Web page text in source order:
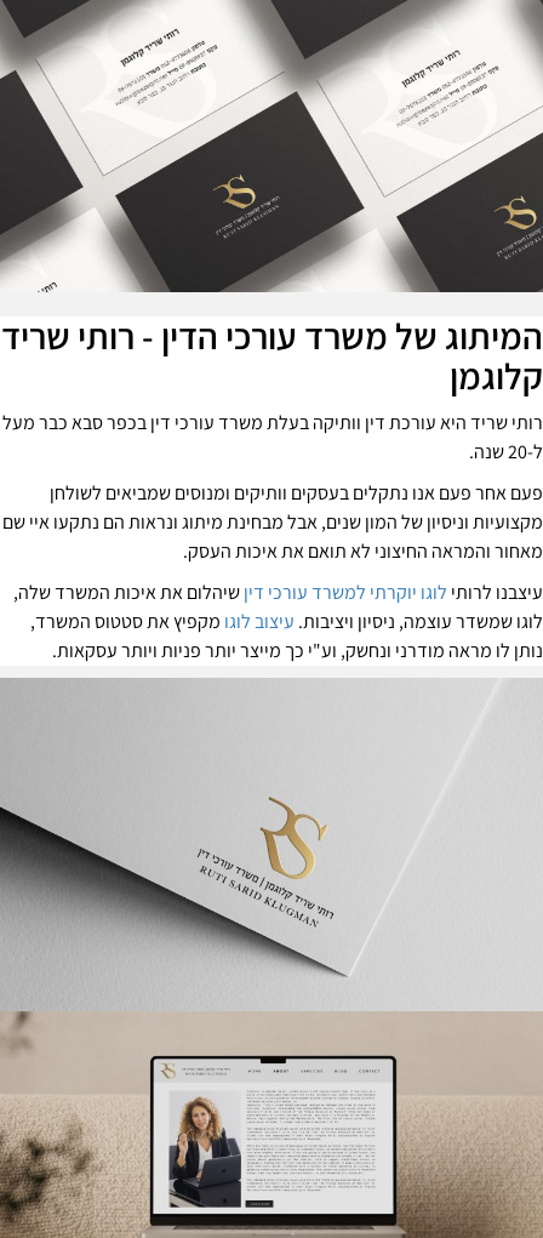
של משרד עורכי הדין - רותי שריד
שריד היא עורכת דין וותיקה בעלת משרד עורכי דין בכפר סבא כבר מעל
אחר פעם אנו נתקלים בעסקים וותיקים ומנוסים שמביאים לשולחן
וניסיון של המון שנים, אבל מבחינת מיתוג ונראות הם נתקעו איי שם
והמראה החיצוני לא תואם את איכות העסק.
לרותילוגו יוקרתי למשרד עורכי דיןשיהלום את איכות המשרד שלה,
שמשדר עוצמה, ניסיון ויציבות.עיצוב לוגומקפיץ את סטטוס המשרד,
לו מראה מודרני ונחשק, וע"י כך מייצר יותר פניות ויותר עסקאות.